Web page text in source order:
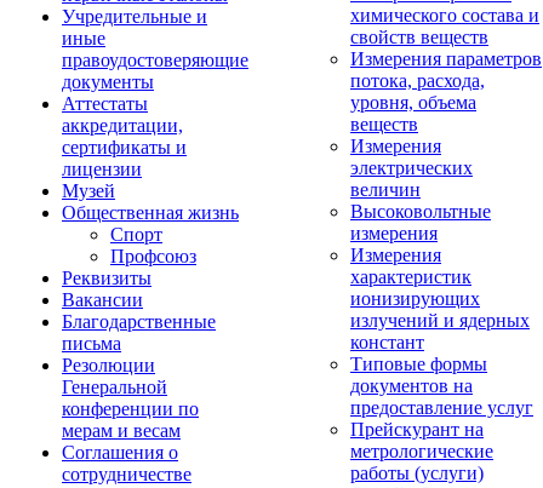
Учредительные и
иные
правоудостоверяющие
документы
Аттестаты
аккредитации,
сертификаты и
лицензии
Музей
Общественная жизнь
Спорт
Профсоюз
Реквизиты
Вакансии
Благодарственные
письма
Резолюции
Генеральной
конференции по
мерам и весам
Соглашения о
сотрудничестве
химического состава и
свойств веществ
Измерения параметров
потока, расхода,
уровня, объема
веществ
Измерения
электрических
величин
Высоковольтные
измерения
Измерения
характеристик
ионизирующих
излучений и ядерных
констант
Типовые формы
документов на
предоставление услуг
Прейскурант на
метрологические
работы (услуги)